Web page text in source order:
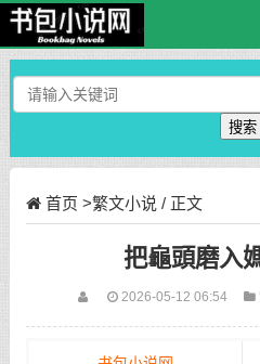
搜索
首页 >繁文小说 / 正文
把龜頭磨入
2026-05-12 06:54